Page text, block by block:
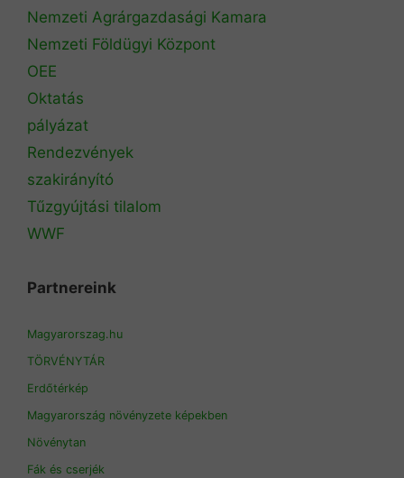
Nemzeti Agrárgazdasági Kamara
Nemzeti Földügyi Központ
OEE
Oktatás
pályázat
Rendezvények
szakirányító
Tűzgyújtási tilalom
WWF
Partnereink
Magyarorszag.hu
TÖRVÉNYTÁR
Erdőtérkép
Magyarország növényzete képekben
Növénytan
Fák és cserjék